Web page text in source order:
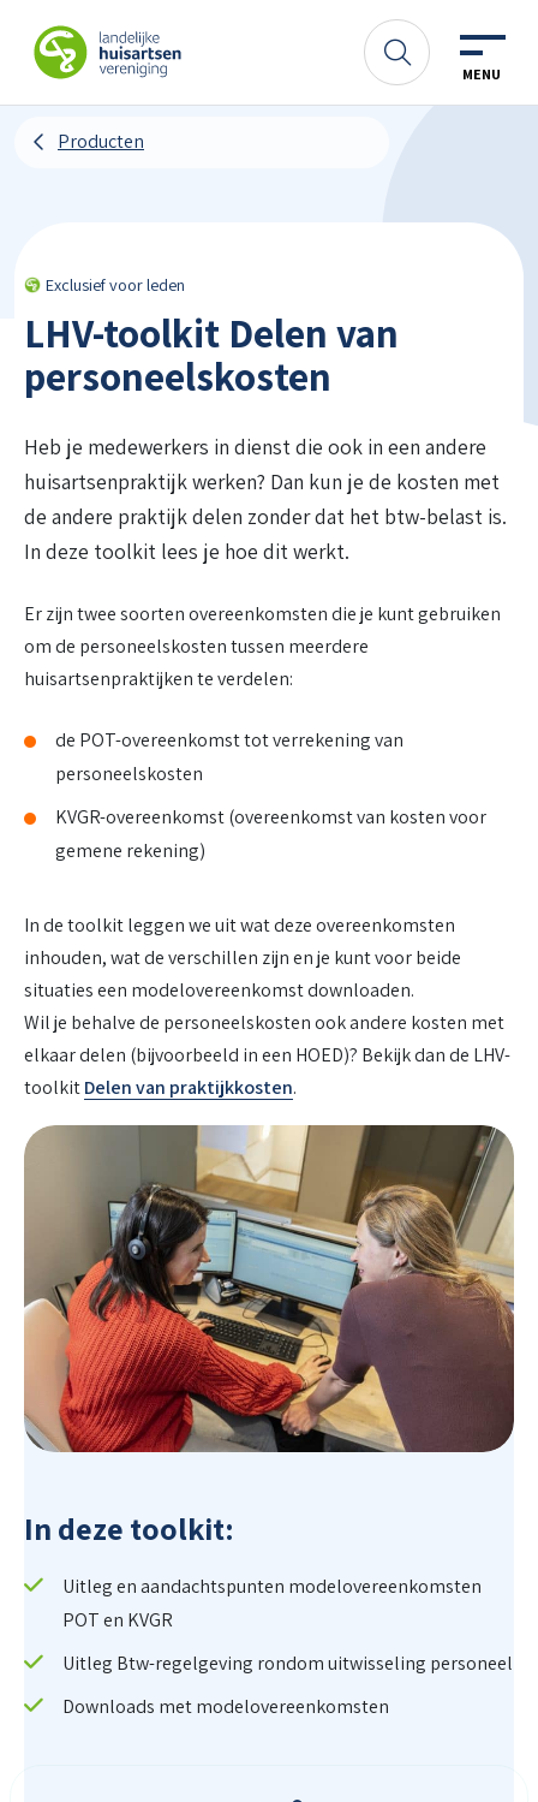
LHV
MENU
Zoeken
Producten
Exclusief voor leden
LHV-toolkit Delen van
personeelskosten
Heb je medewerkers in dienst die ook in een andere
huisartsenpraktijk werken? Dan kun je de kosten met
de andere praktijk delen zonder dat het btw-belast is.
In deze toolkit lees je hoe dit werkt.
Er zijn twee soorten overeenkomsten die je kunt gebruiken
om de personeelskosten tussen meerdere
huisartsenpraktijken te verdelen:
de POT-overeenkomst tot verrekening van
personeelskosten
KVGR-overeenkomst (overeenkomst van kosten voor
gemene rekening)
In de toolkit leggen we uit wat deze overeenkomsten
inhouden, wat de verschillen zijn en je kunt voor beide
situaties een modelovereenkomst downloaden.
Wil je behalve de personeelskosten ook andere kosten met
elkaar delen (bijvoorbeeld in een HOED)? Bekijk dan de LHV-
toolkitDelen van praktijkkosten.
In deze toolkit:
Uitleg en aandachtspunten modelovereenkomsten
POT en KVGR
Uitleg Btw-regelgeving rondom uitwisseling personeel
Downloads met modelovereenkomsten